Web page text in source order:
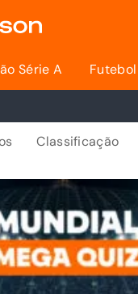
Série A Futebol
Classificação